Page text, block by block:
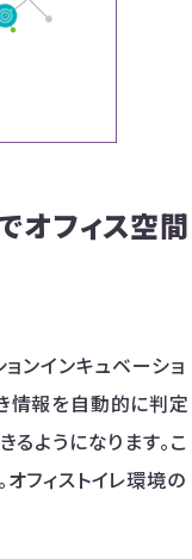
オフィス空間
ンインキュベーショ
情報を自動的に判定
ようになります。こ
フィストイレ環境の